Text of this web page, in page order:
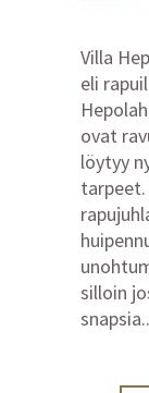
Villa
eli
ovat
löytyy
tarpeet.
silloin